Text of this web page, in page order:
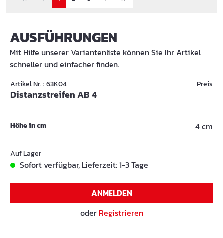
AUSFÜHRUNGEN
Mit Hilfe unserer Variantenliste können Sie Ihr Artikel
schneller und einfacher finden.
Artikel Nr. : 63K04
Distanzstreifen AB 4
Preis
Höhe in cm 4 cm
Auf Lager
Sofort verfügbar, Lieferzeit: 1-3 Tage
ANMELDEN
oder Registrieren